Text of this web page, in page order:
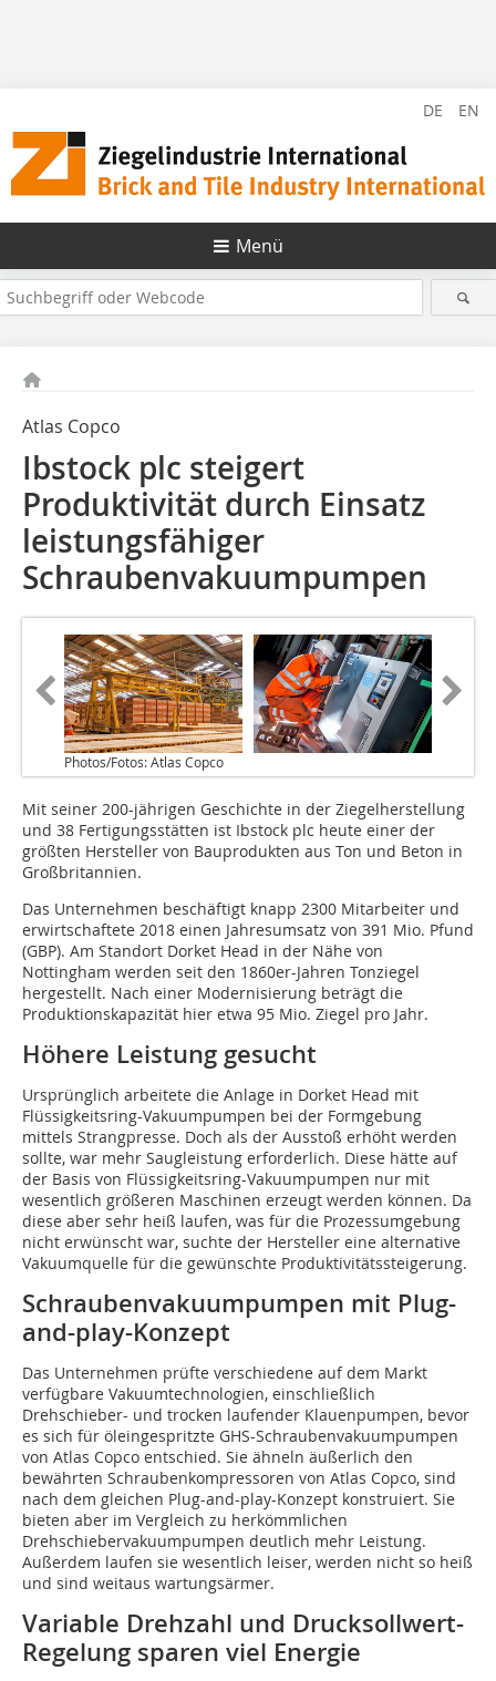
DE EN
Menü
Atlas Copco
Ibstock plc steigert
Produktivität durch Einsatz
leistungsfähiger
Schraubenvakuumpumpen
Photos/Fotos: Atlas Copco
Mit seiner 200-jährigen Geschichte in der Ziegelherstellung
und 38 Fertigungsstätten ist Ibstock plc heute einer der
größten Hersteller von Bauprodukten aus Ton und Beton in
Großbritannien.
Das Unternehmen beschäftigt knapp 2300 Mitarbeiter und
erwirtschaftete 2018 einen Jahresumsatz von 391 Mio. Pfund
(GBP). Am Standort Dorket Head in der Nähe von
Nottingham werden seit den 1860er-Jahren Tonziegel
hergestellt. Nach einer Modernisierung beträgt die
Produktionskapazität hier etwa 95 Mio. Ziegel pro Jahr.
Höhere Leistung gesucht
Ursprünglich arbeitete die Anlage in Dorket Head mit
Flüssigkeitsring-Vakuumpumpen bei der Formgebung
mittels Strangpresse. Doch als der Ausstoß erhöht werden
sollte, war mehr Saugleistung erforderlich. Diese hätte auf
der Basis von Flüssigkeitsring-Vakuumpumpen nur mit
wesentlich größeren Maschinen erzeugt werden können. Da
diese aber sehr heiß laufen, was für die Prozessumgebung
nicht erwünscht war, suchte der Hersteller eine alternative
Vakuumquelle für die gewünschte Produktivitätssteigerung.
Schraubenvakuumpumpen mit Plug-
and-play-Konzept
Das Unternehmen prüfte verschiedene auf dem Markt
verfügbare Vakuumtechnologien, einschließlich
Drehschieber- und trocken laufender Klauenpumpen, bevor
es sich für öleingespritzte GHS-Schraubenvakuumpumpen
von Atlas Copco entschied. Sie ähneln äußerlich den
bewährten Schraubenkompressoren von Atlas Copco, sind
nach dem gleichen Plug-and-play-Konzept konstruiert. Sie
bieten aber im Vergleich zu herkömmlichen
Drehschiebervakuumpumpen deutlich mehr Leistung.
Außerdem laufen sie wesentlich leiser, werden nicht so heiß
und sind weitaus wartungsärmer.
Variable Drehzahl und Drucksollwert-
Regelung sparen viel Energie